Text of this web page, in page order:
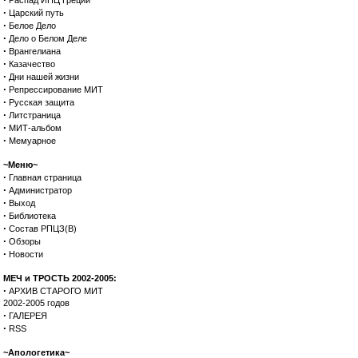
· Царский путь
· Белое Дело
· Дело о Белом Деле
· Врангелиана
· Казачество
· Дни нашей жизни
· Репрессирование МИТ
· Русская защита
· Литстраница
· МИТ-альбом
· Мемуарное
~Меню~
· Главная страница
· Администратор
· Выход
· Библиотека
· Состав РПЦЗ(В)
· Обзоры
· Новости
МЕЧ и ТРОСТЬ 2002-2005:
· АРХИВ СТАРОГО МИТ
2002-2005 годов
· ГАЛЕРЕЯ
· RSS
~Апологетика~